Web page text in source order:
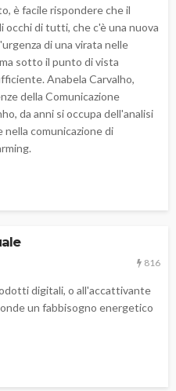
è facile rispondere che il
di tutti, che c'è una nuova
di una virata nelle
sotto il punto di vista
Anabela Carvalho,
della Comunicazione
da anni si occupa dell'analisi
nella comunicazione di
816
digitali, o all'accattivante
un fabbisogno energetico